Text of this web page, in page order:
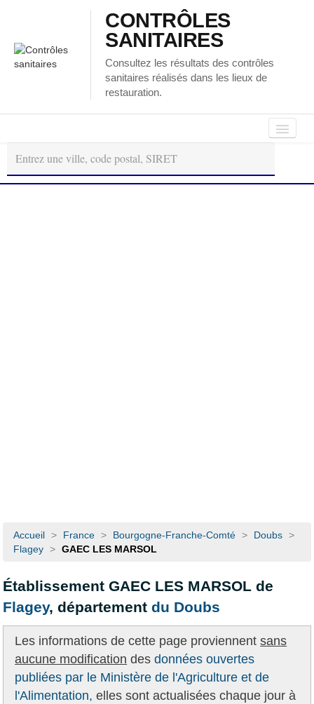
CONTRÔLES
SANITAIRES
Consultez les résultats des contrôles
sanitaires réalisés dans les lieux de
restauration.
Autour
de
moi
Régions
Accueil > France > Bourgogne-Franche-Comté > Doubs >
Flagey > GAEC LES MARSOL
Établissement GAEC LES MARSOL de
Flagey, départementdu Doubs
Les informations de cette page proviennentsans
aucune modification desdonnées ouvertes
publiées par le Ministère de l'Agriculture et de
l'Alimentation, elles sont actualisées chaque jour à